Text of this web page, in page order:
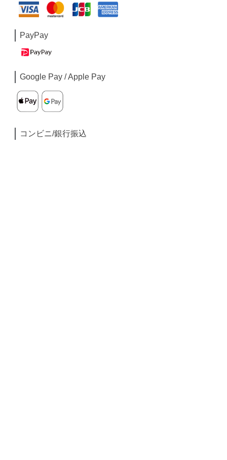
PayPay
Google Pay / Apple Pay
コンビニ/銀行振込